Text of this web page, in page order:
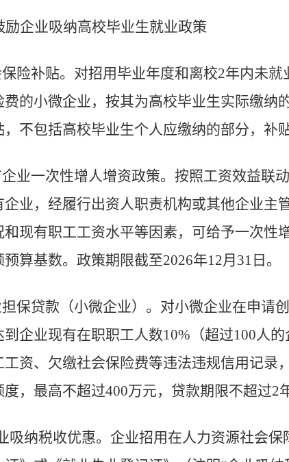
励企业吸纳高校毕业生就业政策
险补贴。 对招用毕业年度和离校2年内未就
费的小微企业，按其为高校毕业生实际缴纳
，不包括高校毕业生个人应缴纳的部分，补
企业一次性增人增资政策。 按照工资效益联
企业，经履行出资人职责机构或其他企业主
和现有职工工资水平等因素，可给予一次性
算基数。 政策期限截至2026年12月 31 日。
保贷款（小微企业） 。 对小微企业在申请
到企业现有在职职工人数10% （超过100人的
工资、欠缴社会保险费等违法违规信用记录
度，最高不超过400万元，贷款期限不超过2
吸纳税收优惠。 企业招用在人力资源社会